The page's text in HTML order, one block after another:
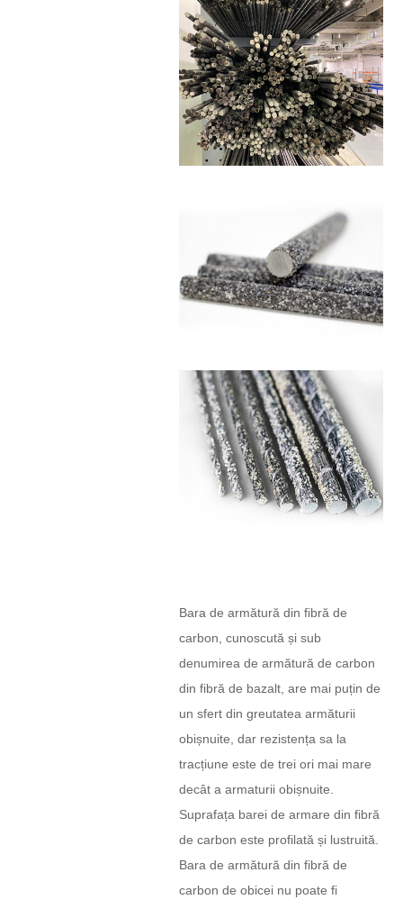
Bara de armătură din fibră de
carbon, cunoscută și sub
denumirea de armătură de carbon
din fibră de bazalt, are mai puțin de
un sfert din greutatea armăturii
obișnuite, dar rezistența sa la
tracțiune este de trei ori mai mare
decât a armaturii obișnuite.
Suprafața barei de armare din fibră
de carbon este profilată și lustruită.
Bara de armătură din fibră de
carbon de obicei nu poate fi